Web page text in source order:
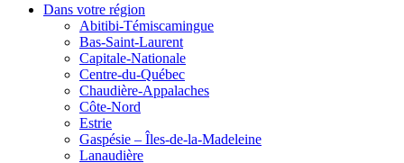
Dans votre région
Abitibi-Témiscamingue
Bas-Saint-Laurent
Capitale-Nationale
Centre-du-Québec
Chaudière-Appalaches
Côte-Nord
Estrie
Gaspésie – Îles-de-la-Madeleine
Lanaudière